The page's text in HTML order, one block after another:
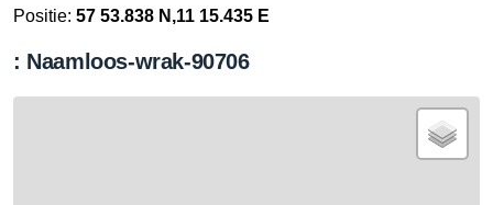
Positie: 57 53.838 N,11 15.435 E
: Naamloos-wrak-90706